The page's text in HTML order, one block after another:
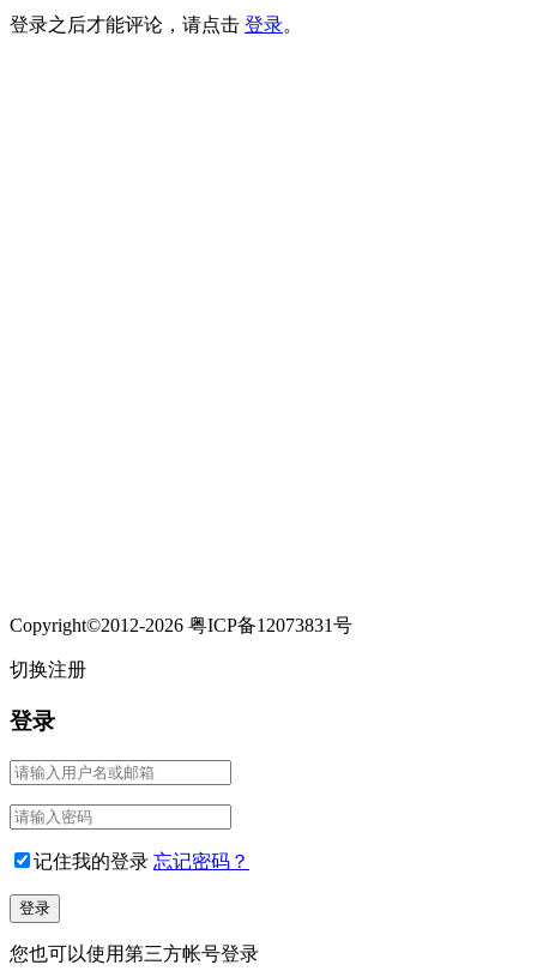
登录之后才能评论，请点击 登录。
Copyright©2012-2026 粤ICP备12073831号
切换注册
登录
记住我的登录 忘记密码？
您也可以使用第三方帐号登录